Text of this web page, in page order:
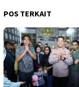
POS TERKAIT